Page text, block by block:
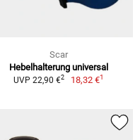
Scar
Hebelhalterung universal
UVP 22,90 €2 18,32 €1